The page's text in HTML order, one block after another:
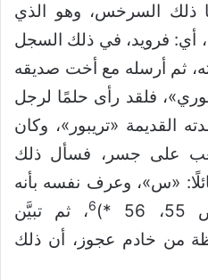
ذلك السرخس، وهو الذي
أي: فرويد، في ذلك السجل
ثم أرسله مع أخت صديقه
«موري»، فلقد رأى حلمًا لرجل
القديمة «تريبور»، وكان
على جسر، فسأل ذلك
«س»، وعرف نفسه بأنه
6، ثم تبيَّن
من خادم عجوز، أن ذلك